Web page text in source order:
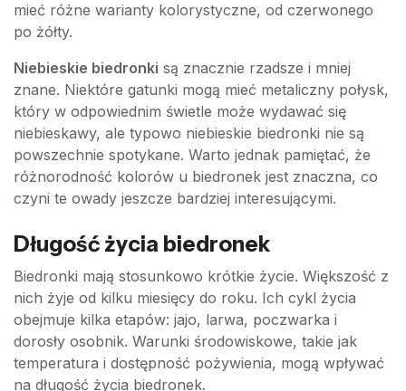
mieć różne warianty kolorystyczne, od czerwonego
po żółty.
Niebieskie biedronki są znacznie rzadsze i mniej
znane. Niektóre gatunki mogą mieć metaliczny połysk,
który w odpowiednim świetle może wydawać się
niebieskawy, ale typowo niebieskie biedronki nie są
powszechnie spotykane. Warto jednak pamiętać, że
różnorodność kolorów u biedronek jest znaczna, co
czyni te owady jeszcze bardziej interesującymi.
Długość życia biedronek
Biedronki mają stosunkowo krótkie życie. Większość z
nich żyje od kilku miesięcy do roku. Ich cykl życia
obejmuje kilka etapów: jajo, larwa, poczwarka i
dorosły osobnik. Warunki środowiskowe, takie jak
temperatura i dostępność pożywienia, mogą wpływać
na długość życia biedronek.